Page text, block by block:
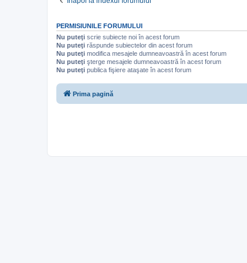
PERMISIUNILE FORUMULUI
Nu puteţi scrie subiecte noi în acest forum
Nu puteţi răspunde subiectelor din acest forum
Nu puteţi modifica mesajele dumneavoastră în acest forum
Nu puteţi şterge mesajele dumneavoastră în acest forum
Nu puteţi publica fişiere ataşate în acest forum
Prima pagină